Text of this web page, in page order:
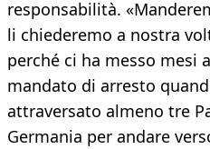
responsabilità.
li chiederemo a nostra
perché ci ha messo mesi
mandato di arresto
attraversato almeno tre
Germania per andare